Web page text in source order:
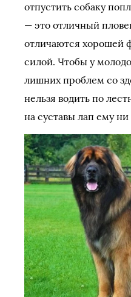
отпустить собаку
— это отличный
отличаются хорошей
силой. Чтобы у
лишних проблем со
нельзя водить по
на суставы лап ему ни